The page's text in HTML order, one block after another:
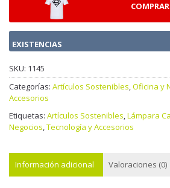
EXISTENCIAS
SKU: 1145
Categorías: Artículos Sostenibles,Oficina y
Accesorios
Etiquetas: Artículos Sostenibles,Lámpara
Negocios,Tecnología y Accesorios
Información adicional Valoraciones (0)